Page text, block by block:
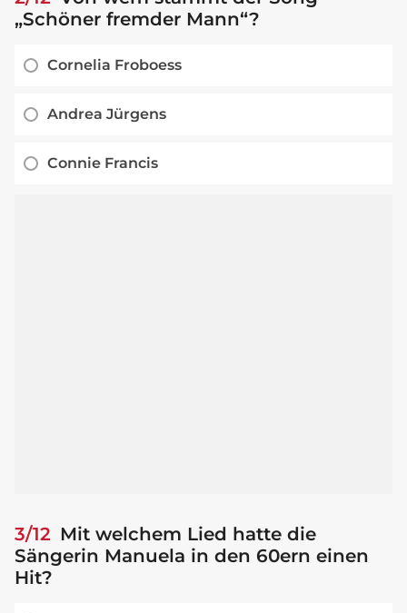
„Schöner fremder Mann“?
Cornelia Froboess
Andrea Jürgens
Connie Francis
3/12 Mit welchem Lied hatte die
Sängerin Manuela in den 60ern einen
Hit?